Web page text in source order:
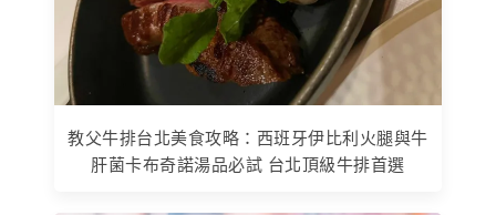
教父牛排台北美食攻略：西班牙伊比利火腿與牛
肝菌卡布奇諾湯品必試 台北頂級牛排首選